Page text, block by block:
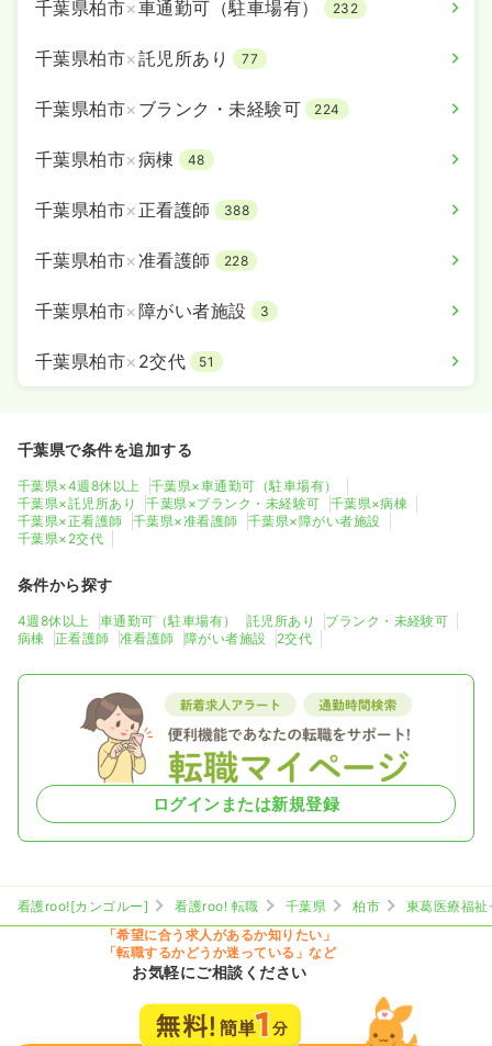
千葉県柏市×車通勤可（駐車場有） 232
千葉県柏市×託児所あり 77
千葉県柏市× ブランク・未経験可 224
千葉県柏市×病棟 48
千葉県柏市× 正看護師 388
千葉県柏市×准看護師 228
千葉県柏市×障がい者施設 3
千葉県柏市× 2交代 51
千葉県で条件を追加する
千葉県×4週8休以上
千葉県×車通勤可（駐車場有）
千葉県×託児所あり
千葉県×ブランク・未経験可
千葉県×病棟
千葉県×正看護師
千葉県×准看護師
千葉県×障がい者施設
千葉県×2交代
条件から探す
4週8休以上 車通勤可（駐車場有） 託児所あり
ブランク・未経験可
病棟
正看護師 准看護師 障がい者施設 2交代
ログインまたは新規登録
看護roo![カンゴルー] 看護roo! 転職 千葉県 柏市
東葛医療福
「希望に合う求人があるか知りたい」
「転職するかどうか迷っている」など
お気軽にご相談ください